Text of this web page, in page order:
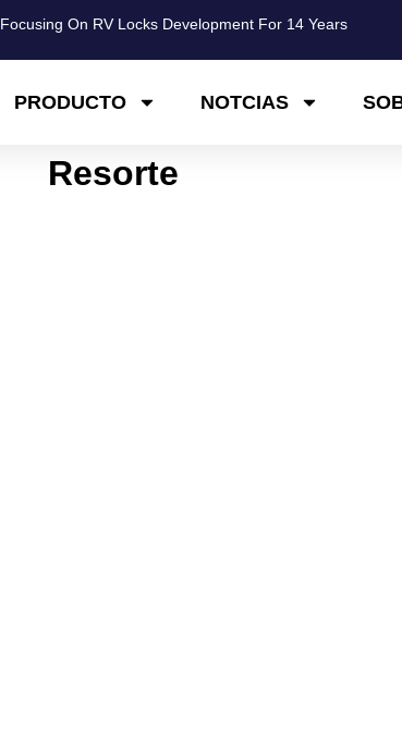
Focusing On RV Locks Development For 14 Years
PRODUCTO NOTCIAS
​​Resorte